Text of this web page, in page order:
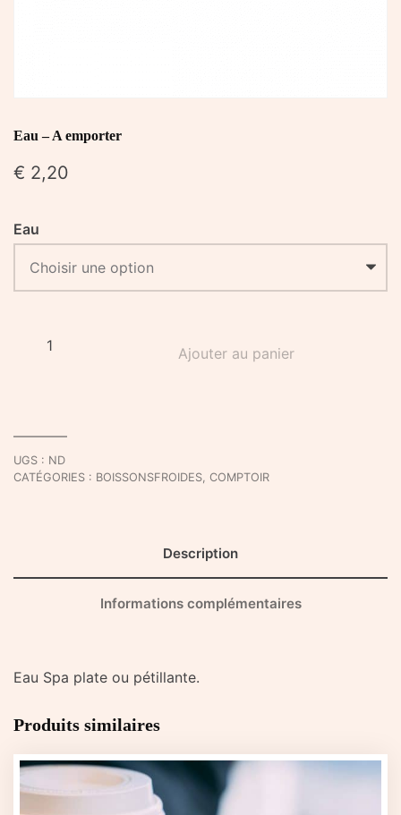
Eau – A emporter
€ 2,20
Eau
quantité
Ajouter au panier
UGS : ND
CATÉGORIES : BOISSONSFROIDES COMPTOIR
Description
Informations complémentaires
Eau Spa plate ou pétillante.
Produits similaires